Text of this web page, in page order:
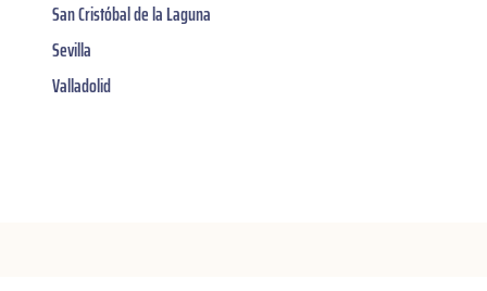
San Cristóbal de la Laguna
Sevilla
Valladolid